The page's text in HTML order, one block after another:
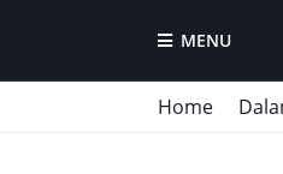
MENU
Home